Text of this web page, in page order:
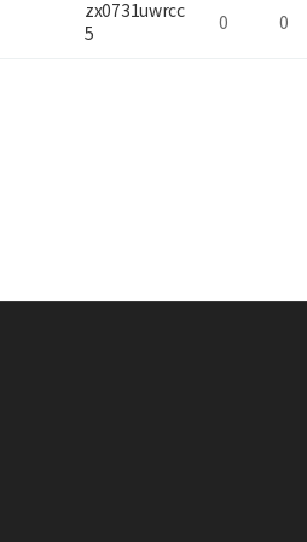
zx0731uwrcc
5
0 0